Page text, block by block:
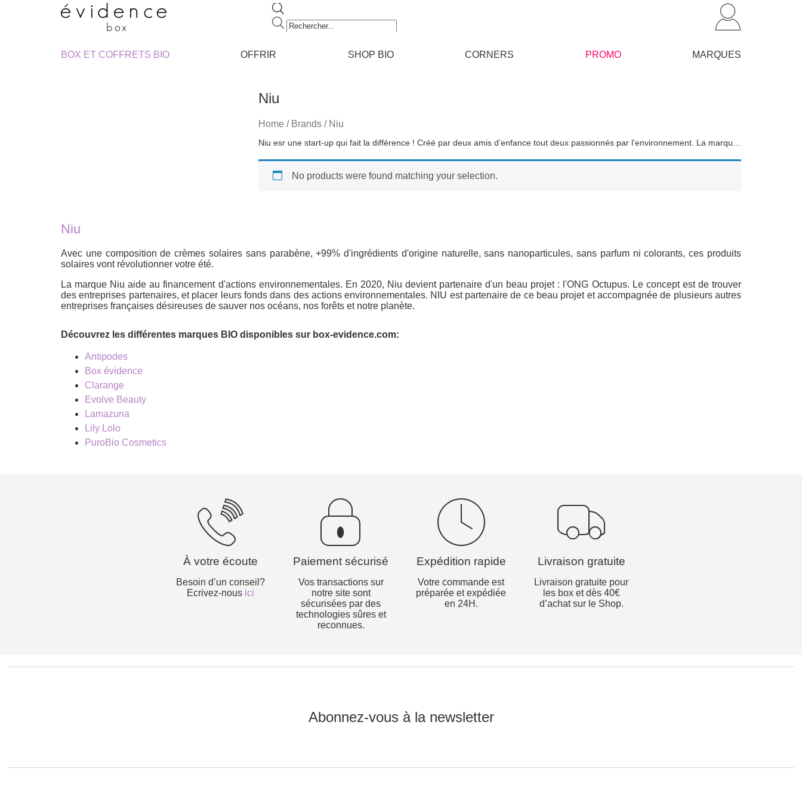
Recherche
de
BOX ET COFFRETS BIO
OFFRIR SHOP BIO CORNERS PROMO MARQUES
Niu
Home / Brands / Niu
Niu esr une start-up qui fait la différence ! Créé par deux amis d’enfance tout deux passionnés par l’environnement. La marque débute en 2018 avec les premières crèmes solaires à la composition saine et certifiées végan, cruelty free et cosmos organic.
No products were found matching your selection.
Niu
Avec une composition de crèmes solaires sans parabène, +99% d'ingrédients d'origine naturelle, sans nanoparticules, sans parfum ni colorants, ces produits
solaires vont révolutionner votre été.
La marque Niu aide au financement d'actions environnementales. En 2020, Niu devient partenaire d'un beau projet : l'ONG Octupus. Le concept est de trouver
des entreprises partenaires, et placer leurs fonds dans des actions environnementales. NIU est partenaire de ce beau projet et accompagnée de plusieurs autres
entreprises françaises désireuses de sauver nos océans, nos forêts et notre planète.
Découvrez les différentes marques BIO disponibles sur box-evidence.com:
Antipodes
Box évidence
Clarange
Evolve Beauty
Lamazuna
Lily Lolo
PuroBio Cosmetics
À votre écoute
Besoin d’un conseil?
Ecrivez-nous ici
Paiement sécurisé
Vos transactions sur
notre site sont
sécurisées par des
technologies sûres et
reconnues.
Expédition rapide
Votre commande est
préparée et expédiée
en 24H.
Livraison gratuite
Livraison gratuite pour
les box et dès 40€
d’achat sur le Shop.
Abonnez-vous à la newsletter